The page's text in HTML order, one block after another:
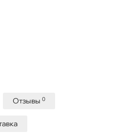
Отзывы 0